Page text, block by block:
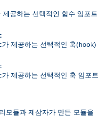
제공하는 선택적인 함수 임포트
가 제공하는 선택적인 훅(hook)
가 제공하는 선택적인 훅 임포트
모듈과 제삼자가 만든 모듈을